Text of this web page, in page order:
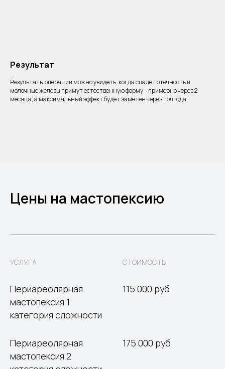
Результат
Результаты операции можно увидеть, когда спадет отечность и
молочные железы примут естественную форму – примерно через 2
месяца, а максимальный эффект будет заметен через полгода.
Цены на мастопексию
УСЛУГА СТОИМОСТЬ
Периареолярная
мастопексия 1
категория сложности
115 000 руб
Периареолярная
мастопексия 2
175 000 руб